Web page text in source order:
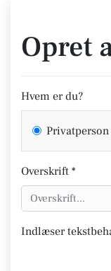
Opret
Hvem er du?
Privatperson
Overskrift *
Indlæser